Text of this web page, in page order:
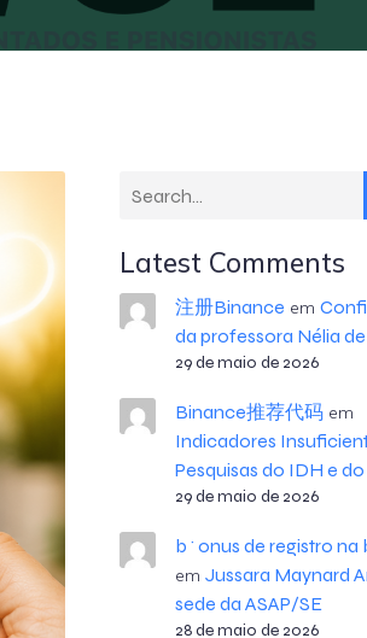
Latest Comments
注册Binance em
da professora Nélia
29 de maio de 2026
Binance推荐代码em
Indicadores
Pesquisas do IDH e
29 de maio de 2026
b^onus de registro na
em Jussara Maynard
sede da ASAP/SE
28 de maio de 2026